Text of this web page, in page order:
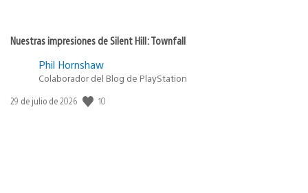
Nuestras impresiones de Silent Hill: Townfall
Phil Hornshaw
Colaborador del Blog de PlayStation
Fecha
29 de julio de 2026 10